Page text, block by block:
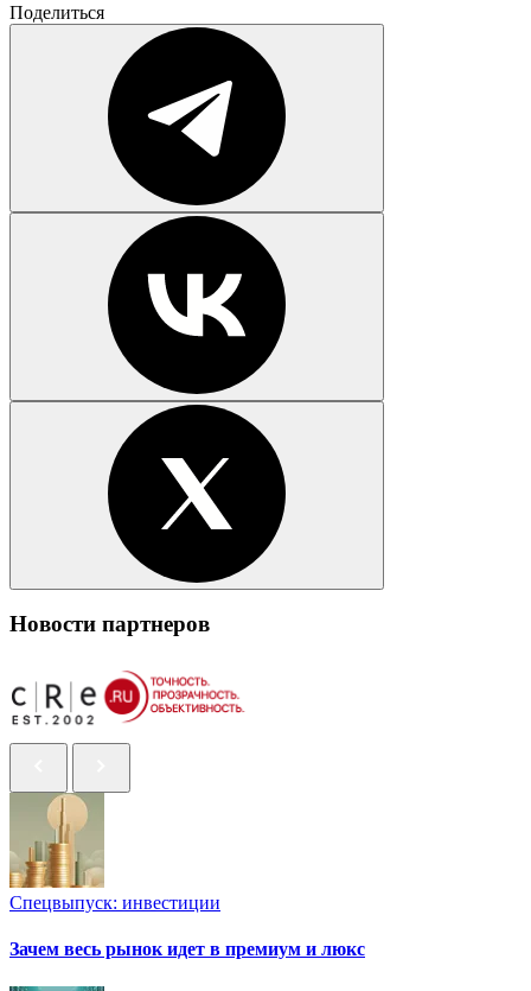
Поделиться
Новости партнеров
Спецвыпуск: инвестиции
Зачем весь рынок идет в премиум и люкс